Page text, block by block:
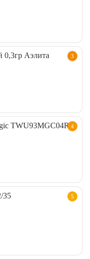
3
0,3гр Аэлита
4
TWU93MGC04R
5
35